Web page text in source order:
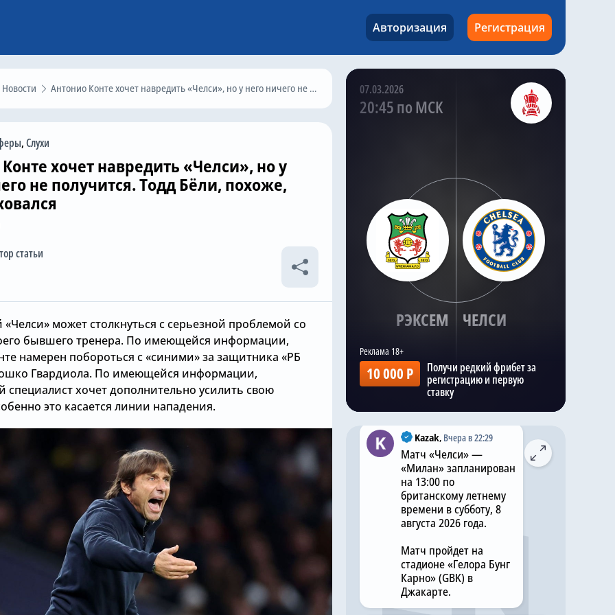
Авторизация Регистрация
Новости Антонио Конте хочет навредить «Челси», но у него ничего не получится. Тодд Бёли, похоже, подстраховался
,Слухи
хочет навредить «Челси», но у
не получится. Тодд Бёли, похоже,
статьи
может столкнуться с серьезной проблемой со
бывшего тренера. По имеющейся информации,
намерен побороться с «синими» за защитника «РБ
Гвардиола. По имеющейся информации,
специалист хочет дополнительно усилить свою
это касается линии нападения.
07.03.2026
20:45 по МСК
РЭКСЕМ ЧЕЛСИ
10 000 Р
Получи редкий фрибет за
регистрацию и первую
ставку
Kazak,Вчера в 22:27
Мало Густо полон
решимости покинуть
«Челси».
«Пари Сен-Жермен» —
последняя команда,
также заинтересован в
Gusto .
Саймон Филлипс в
своей программе Si
Phillips Talks Chelsea
заявил , что ПСЖ хочет
подписать этого
правого защитника до
закрытия
трансферного окна.
журналиста, как и Энцо
Фернандес, Густо
намерен покинуть
«Челси» .
Kazak, Вчера в 22:29
Матч «Челси» —
«Милан» запланирован
на 13:00 по
британскому летнему
времени в субботу, 8
августа 2026 года.
Матч пройдет на
стадионе «Гелора Бунг
Карно» (GBK) в
Джакарте.